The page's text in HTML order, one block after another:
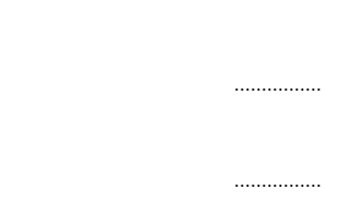
................
................